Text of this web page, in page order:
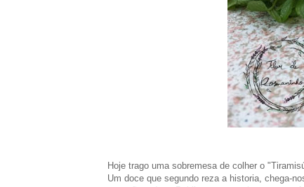
Hoje trago uma sobremesa de colher o
Um doce que segundo reza a historia, chega-